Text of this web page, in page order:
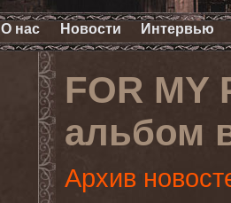
О нас Новости Интервью
FOR MY
альбом
Архив